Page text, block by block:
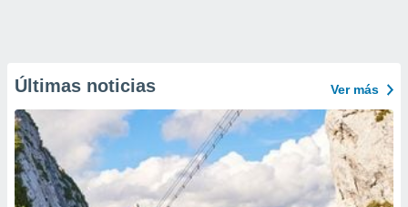
Últimas noticias Ver más